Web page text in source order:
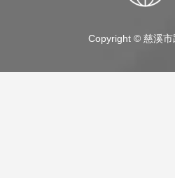
Copyright © 慈溪